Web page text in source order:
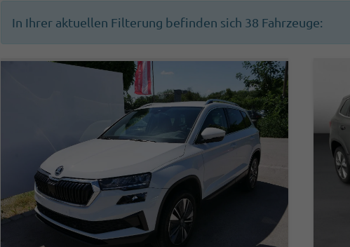
In Ihrer aktuellen Filterung befinden sich 38 Fahrzeuge: